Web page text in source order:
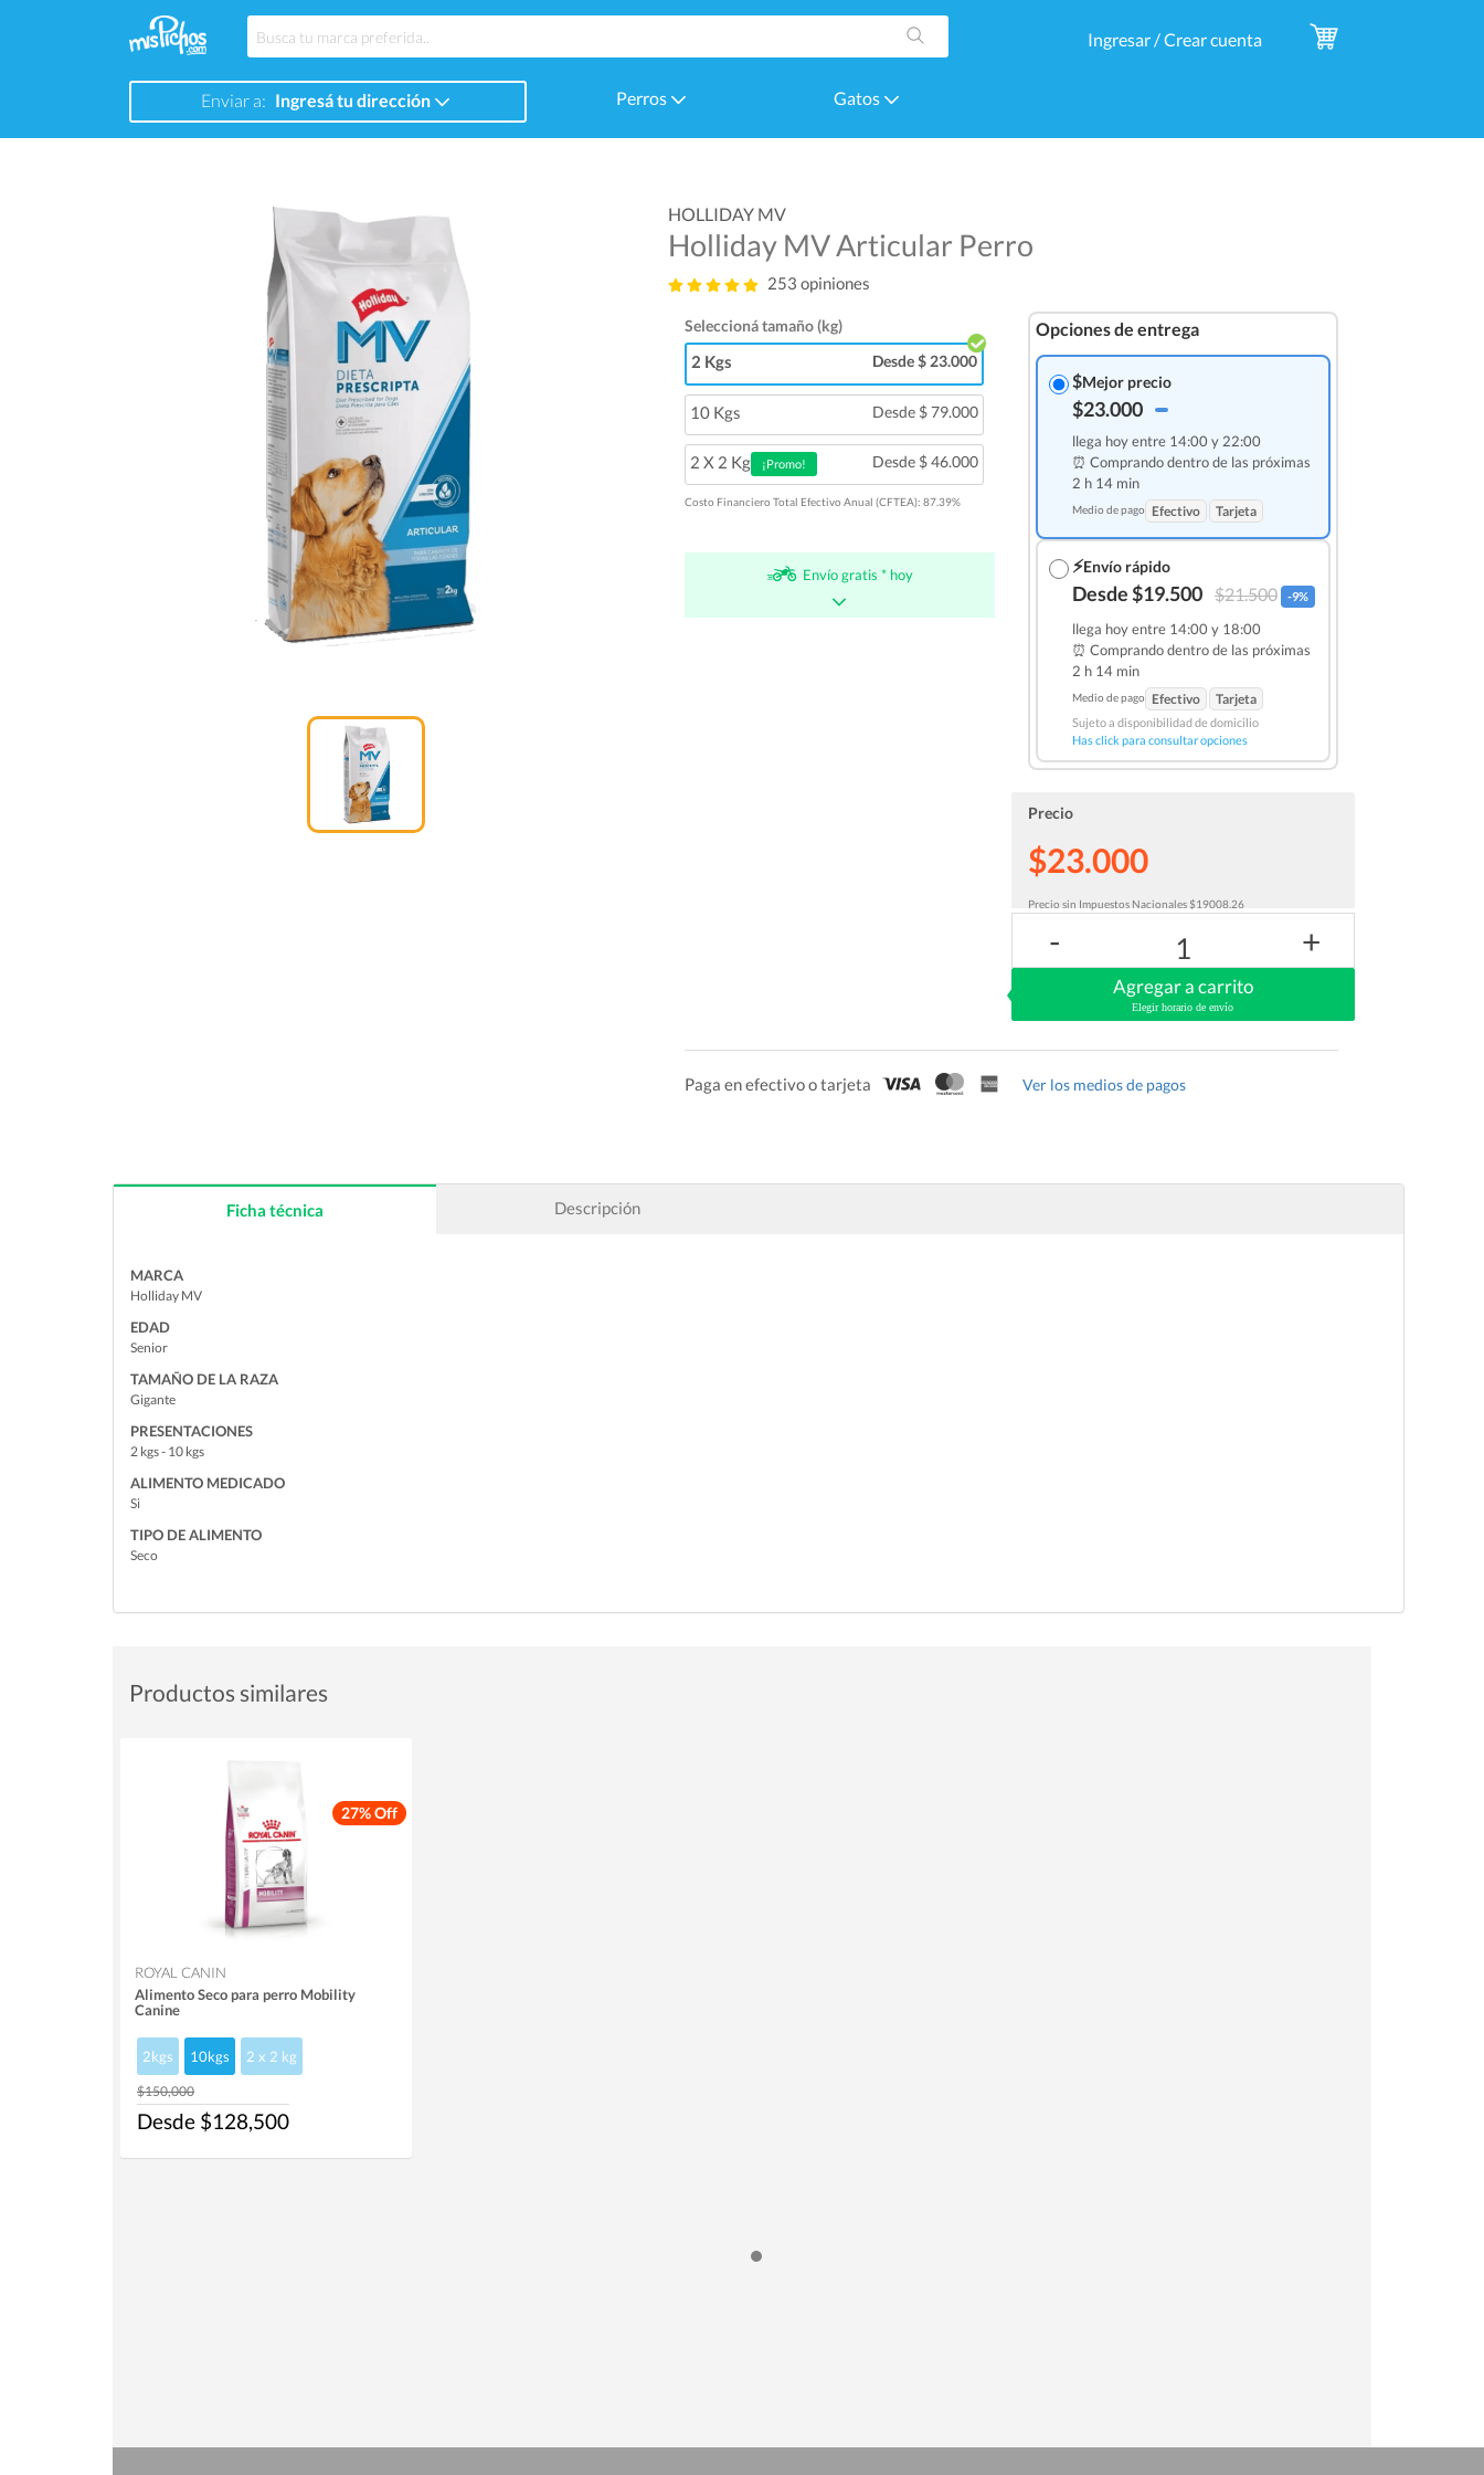
Ingresar / Crear cuenta
Enviar a: Ingresá tu dirección Perros Gatos
HOLLIDAY MV
Holliday MV Articular Perro
253 opiniones
Seleccioná tamaño (kg)
2 Kgs Desde $ 23.000
10 Kgs Desde $ 79.000
2 X 2 Kg ¡Promo! Desde $ 46.000
Costo Financiero Total Efectivo Anual (CFTEA): 87.39%
Envío gratis * hoy
Opciones de entrega
$Mejor precio
$23.000
llega hoy entre 14:00 y 22:00
⏰ Comprando dentro de las próximas
2 h 14 min
Medio de pago Efectivo Tarjeta
⚡Envío rápido
Desde $19.500 $21.500 -9%
llega hoy entre 14:00 y 18:00
⏰ Comprando dentro de las próximas
2 h 14 min
Medio de pago Efectivo Tarjeta
Sujeto a disponibilidad de domicilio
Has click para consultar opciones
Precio
$23.000
Precio sin Impuestos Nacionales $19008.26
- 1 +
Agregar a carrito
Elegir horario de envío
Paga en efectivo o tarjeta Ver los medios de pagos
Ficha técnica Descripción
MARCA
Holliday MV
EDAD
Senior
TAMAÑO DE LA RAZA
Gigante
PRESENTACIONES
2 kgs - 10 kgs
ALIMENTO MEDICADO
Si
TIPO DE ALIMENTO
Seco
Productos similares
27% Off
ROYAL CANIN
Alimento Seco para perro Mobility
Canine
2kgs 10kgs 2 x 2 kg
$150,000
Desde $128,500